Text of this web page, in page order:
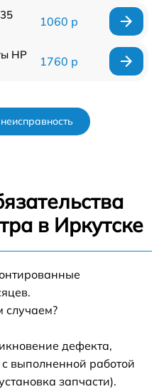
1060 р
HP
1760 р
в Иркутске
случаем?
дефекта,
выполненной работой
запчасти).